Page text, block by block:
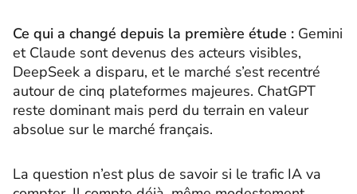
Ce qui a changé depuis la première étude : Gemini
et Claude sont devenus des acteurs visibles,
DeepSeek a disparu, et le marché s’est recentré
autour de cinq plateformes majeures. ChatGPT
reste dominant mais perd du terrain en valeur
absolue sur le marché français.
La question n’est plus de savoir si le trafic IA va